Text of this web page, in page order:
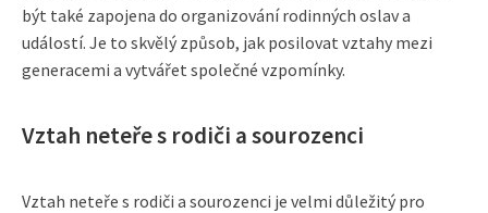
být také zapojena do organizování rodinných oslav a
událostí. Je to skvělý způsob, jak posilovat vztahy mezi
generacemi a vytvářet společné vzpomínky.
Vztah neteře s rodiči a sourozenci
Vztah neteře s rodiči a sourozenci je velmi důležitý pro